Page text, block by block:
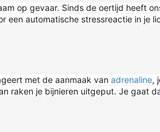
op gevaar. Sinds de oertijd heeft
een automatische stressreactie in je
met de aanmaak van adrenaline,
raken je bijnieren uitgeput. Je gaat